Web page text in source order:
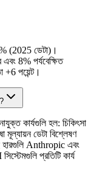
(2025 ডেটা)।
8% পর্যবেক্ষিত
পয়েন্ট।
কার্যগুলি হল: চিকিৎসা
ডেটা বিশ্লেষণ
হারগুলি Anthropic এবং
প্রতিটি কার্য